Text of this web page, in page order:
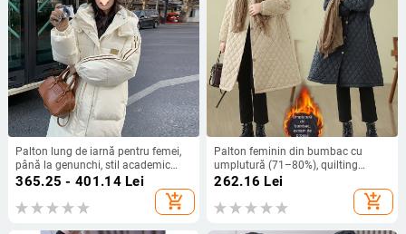
Palton lung de iarnă pentru femei,
până la genunchi, stil academic
2024, umplutură poliester, model
365.25 - 401.14Lei
add_shopping_cart
Palton feminin din bumbac cu
umplutură (71–80%), quilting
diamant, lungime lungă, guler
rotund, închidere cu nasturi pe un
singur rând
262.16 Lei
add_shopping_cart